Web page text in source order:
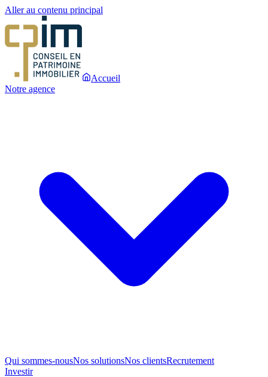
Aller au contenu principal
Accueil
Notre agence
Qui sommes-nousNos solutionsNos clientsRecrutement
Investir